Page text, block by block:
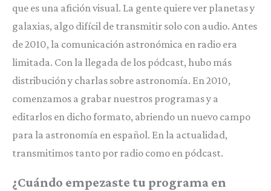
que es una afición visual. La gente quiere ver planetas y
galaxias, algo difícil de transmitir solo con audio. Antes
de 2010, la comunicación astronómica en radio era
limitada. Con la llegada de los pódcast, hubo más
distribución y charlas sobre astronomía. En 2010,
comenzamos a grabar nuestros programas y a
editarlos en dicho formato, abriendo un nuevo campo
para la astronomía en español. En la actualidad,
transmitimos tanto por radio como en pódcast.
¿Cuándo empezaste tu programa en